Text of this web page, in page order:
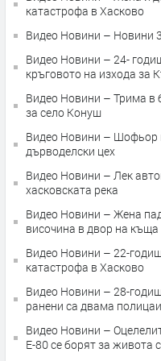
катастрофа в Хасково
Видео Новини – Новини
Видео Новини – 24-
кръговото на изхода за
Видео Новини – Трима в
за село Конуш
Видео Новини – Шофьор
дърводелски цех
Видео Новини – Лек
хасковската река
Видео Новини – Жена
височина в двор на къща
Видео Новини – 22-
катастрофа в Хасково
Видео Новини – 28-
ранени са двама полицаи
Видео Новини –
Е-80 се борят за живота